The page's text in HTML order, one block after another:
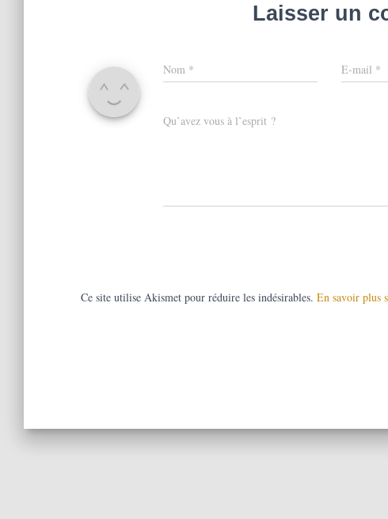
Laisser un
Nom * E-mail *
Qu’avez vous à l’esprit ?
Ce site utilise Akismet pour réduire les indésirables. En savoir plus